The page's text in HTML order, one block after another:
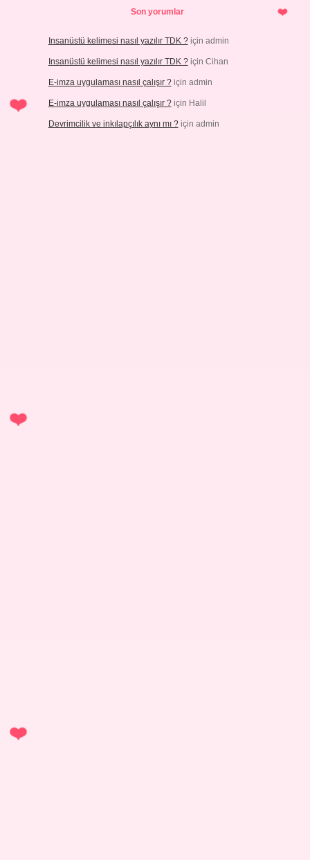
Son yorumlar
Insanüstü kelimesi nasıl yazılır TDK ?için admin
Insanüstü kelimesi nasıl yazılır TDK ?için Cihan
E-imza uygulaması nasıl çalışır ?için admin
E-imza uygulaması nasıl çalışır ?için Halil
Devrimcilik ve inkılapçılık aynı mı ?için admin